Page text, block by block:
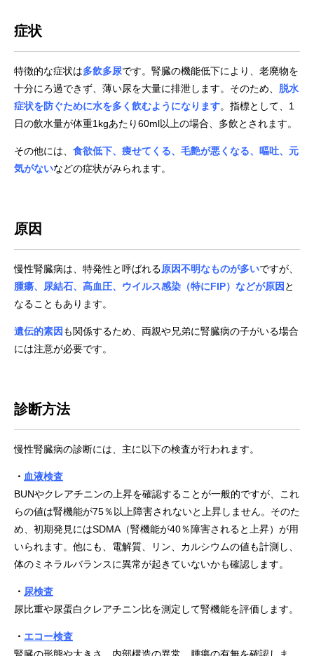
症状
特徴的な症状は多飲多尿です。腎臓の機能低下により、老廃物を
十分にろ過できず、薄い尿を大量に排泄します。そのため、 脱水
症状を防ぐために水を多く飲むようになります。指標として、1
日の飲水量が体重1kgあたり60ml以上の場合、多飲とされます。
その他には、 食欲低下、痩せてくる、毛艶が悪くなる、嘔吐、元
気がないなどの症状がみられます。
原因
慢性腎臓病は、特発性と呼ばれる原因不明なものが多いですが、
腫瘍、尿結石、高血圧、ウイルス感染（特にFIP）などが原因と
なることもあります。
遺伝的素因も関係するため、両親や兄弟に腎臓病の子がいる場合
には注意が必要です。
診断方法
慢性腎臓病の診断には、主に以下の検査が行われます。
・ 血液検査
BUNやクレアチニンの上昇を確認することが一般的ですが、これ
らの値は腎機能が75％以上障害されないと上昇しません。そのた
め、初期発見にはSDMA（腎機能が40％障害されると上昇）が用
いられます。他にも、電解質、リン、カルシウムの値も計測し、
体のミネラルバランスに異常が起きていないかも確認します。
・ 尿検査
尿比重や尿蛋白クレアチニン比を測定して腎機能を評価します。
・ エコー検査
腎臓の形態や大きさ、内部構造の異常、腫瘍の有無を確認しま